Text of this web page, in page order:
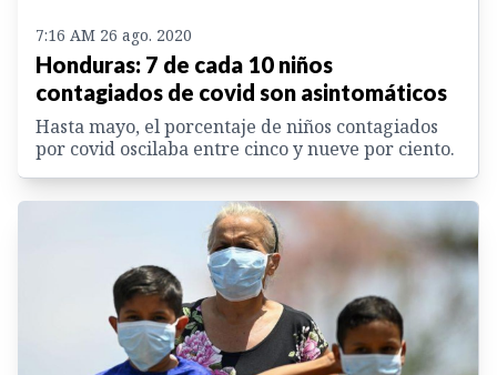
7:16 AM 26 ago. 2020
Honduras: 7 de cada 10 niños
contagiados de covid son asintomáticos
Hasta mayo, el porcentaje de niños contagiados
por covid oscilaba entre cinco y nueve por ciento.